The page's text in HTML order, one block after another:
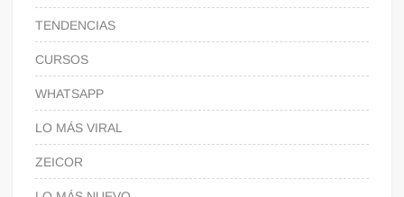
TENDENCIAS
CURSOS
WHATSAPP
LO MÁS VIRAL
ZEICOR